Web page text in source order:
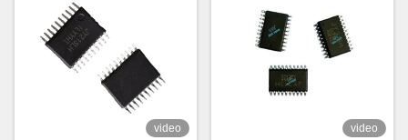
video video